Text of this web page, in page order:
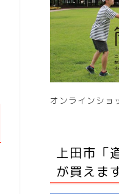
オンラインショ
上田市「
が買えま